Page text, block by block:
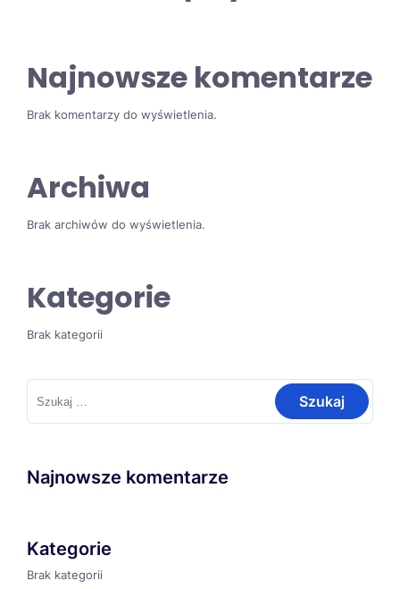
Najnowsze komentarze
Brak komentarzy do wyświetlenia.
Archiwa
Brak archiwów do wyświetlenia.
Kategorie
Brak kategorii
Szukaj:
Najnowsze komentarze
Kategorie
Brak kategorii